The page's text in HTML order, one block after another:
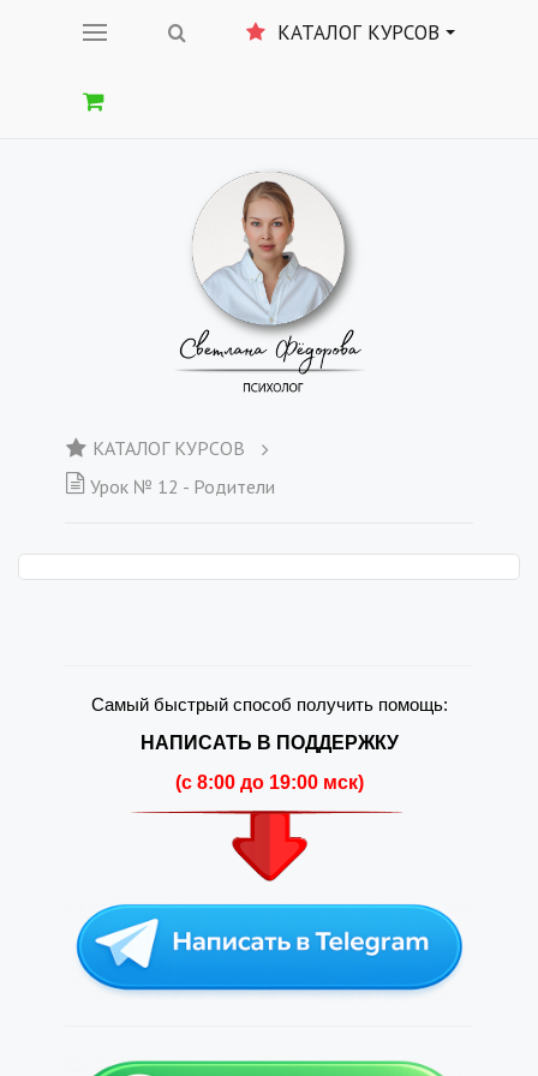
КАТАЛОГ КУРСОВ
КАТАЛОГ КУРСОВ
Урок № 12 - Родители
Самый быстрый способ получить помощь:
НАПИСАТЬ В ПОДДЕРЖКУ
(c 8:00 до 19:00 мск)